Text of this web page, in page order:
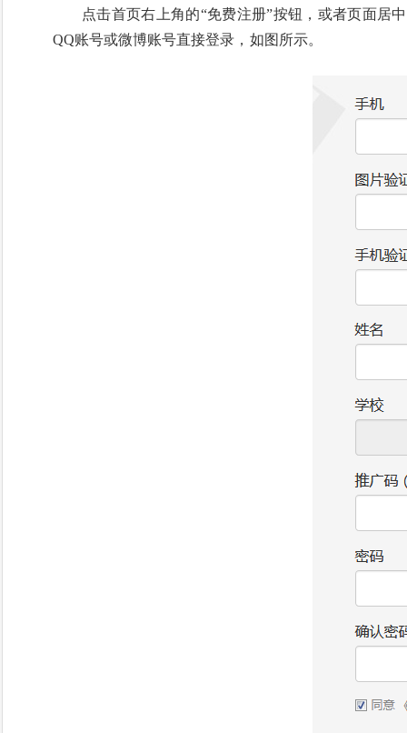
点击首页右上角的“免费注册”按钮，或者页面居
QQ账号或微博账号直接登录，如图所示。